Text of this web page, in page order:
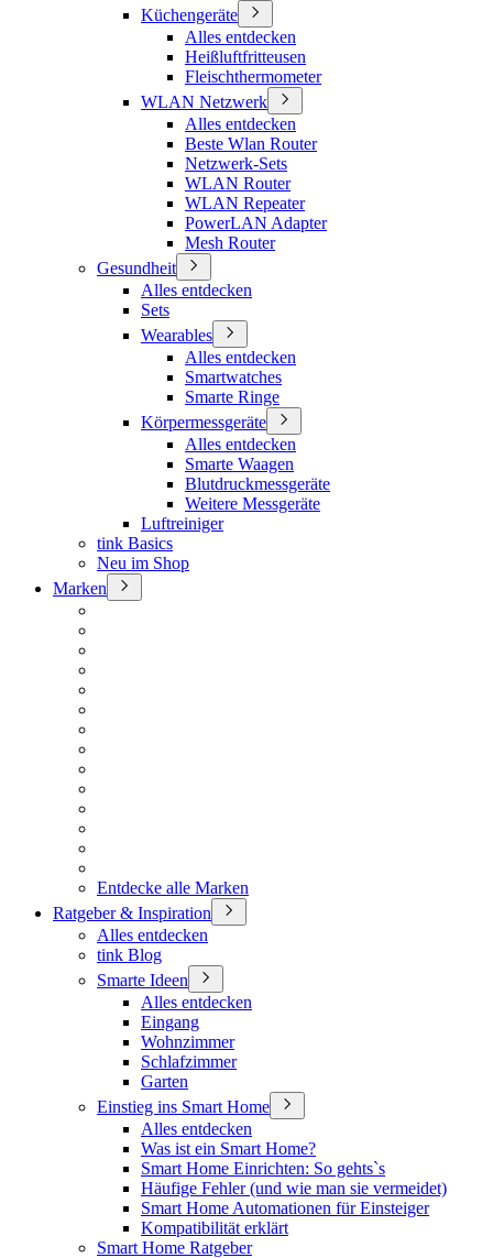
Küchengeräte
Alles entdecken
Heißluftfritteusen
Fleischthermometer
WLAN Netzwerk
Alles entdecken
Beste Wlan Router
Netzwerk-Sets
WLAN Router
WLAN Repeater
PowerLAN Adapter
Mesh Router
Gesundheit
Alles entdecken
Sets
Wearables
Alles entdecken
Smartwatches
Smarte Ringe
Körpermessgeräte
Alles entdecken
Smarte Waagen
Blutdruckmessgeräte
Weitere Messgeräte
Luftreiniger
tink Basics
Neu im Shop
Marken
Entdecke alle Marken
Ratgeber & Inspiration
Alles entdecken
tink Blog
Smarte Ideen
Alles entdecken
Eingang
Wohnzimmer
Schlafzimmer
Garten
Einstieg ins Smart Home
Alles entdecken
Was ist ein Smart Home?
Smart Home Einrichten: So gehts`s
Häufige Fehler (und wie man sie vermeidet)
Smart Home Automationen für Einsteiger
Kompatibilität erklärt
Smart Home Ratgeber